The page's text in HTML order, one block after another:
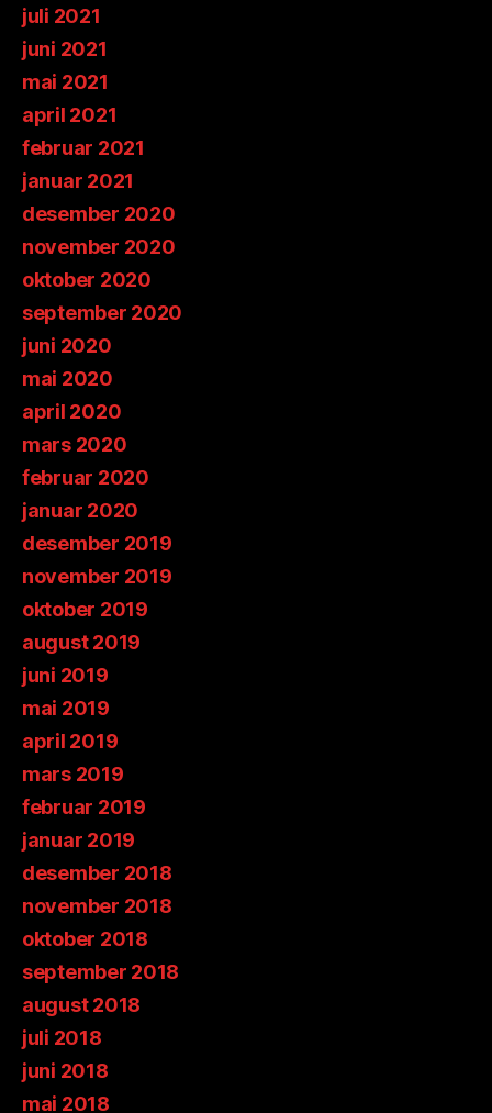
juli 2021
juni 2021
mai 2021
april 2021
februar 2021
januar 2021
desember 2020
november 2020
oktober 2020
september 2020
juni 2020
mai 2020
april 2020
mars 2020
februar 2020
januar 2020
desember 2019
november 2019
oktober 2019
august 2019
juni 2019
mai 2019
april 2019
mars 2019
februar 2019
januar 2019
desember 2018
november 2018
oktober 2018
september 2018
august 2018
juli 2018
juni 2018
mai 2018